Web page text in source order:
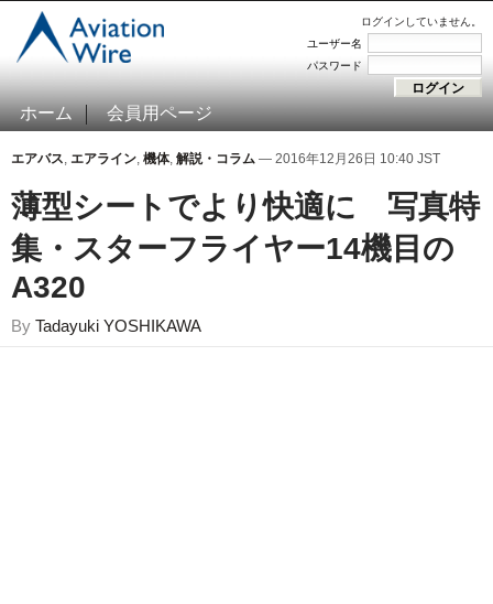
ログインしていません。
ユーザー名
パスワード
ホーム 会員用ページ
エアバス, エアライン, 機体, 解説・コラム — 2016年12月26日 10:40 JST
薄型シートでより快適に 写真特
集・スターフライヤー14機目の
A320
By Tadayuki YOSHIKAWA